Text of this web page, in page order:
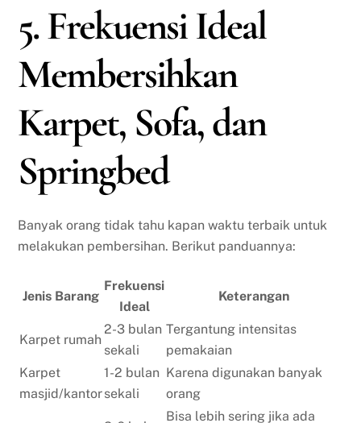
5. Frekuensi Ideal
Membersihkan
Karpet, Sofa, dan
Springbed
Banyak orang tidak tahu kapan waktu terbaik untuk
melakukan pembersihan. Berikut panduannya:
Jenis Barang
Frekuensi
Ideal
Keterangan
Karpet rumah
2-3 bulan
sekali
Tergantung intensitas
pemakaian
Karpet
masjid/kantor
1-2 bulan
sekali
Karena digunakan banyak
orang
Bisa lebih sering jika ada